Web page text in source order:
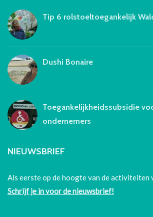
Tip 6 rolstoeltoegankelijk
Dushi Bonaire
Toegankelijkheidssubsidie
ondernemers
NIEUWSBRIEF
Als eerste op de hoogte van de activiteiten
Schrijf je in voor de nieuwsbrief!